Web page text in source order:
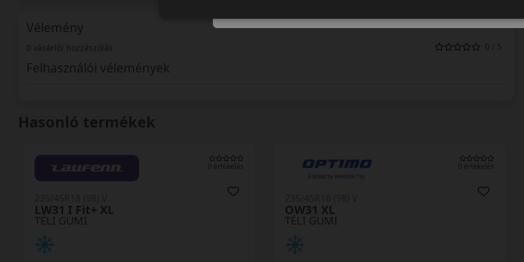
Vélemény
0 vásárlói hozzászólás 0 / 5
Felhasználói vélemények
Hasonló termékek
0 értékelés
TÉLI GUMI
SV-4 XL
0 értékelés
TÉLI GUMI
Polaris 6 XL FR